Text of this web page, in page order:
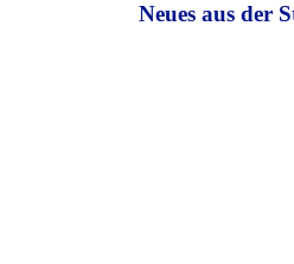
Neues aus der